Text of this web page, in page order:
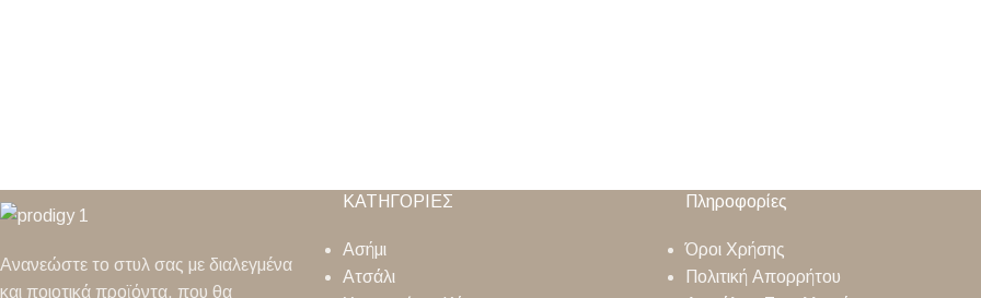
Ανανεώστε το στυλ σας με διαλεγμένα
και ποιοτικά προϊόντα, που θα
ΚΑΤΗΓΟΡΙΕΣ
Ασήμι
Ατσάλι
Πληροφορίες
Όροι Χρήσης
Πολιτική Απορρήτου